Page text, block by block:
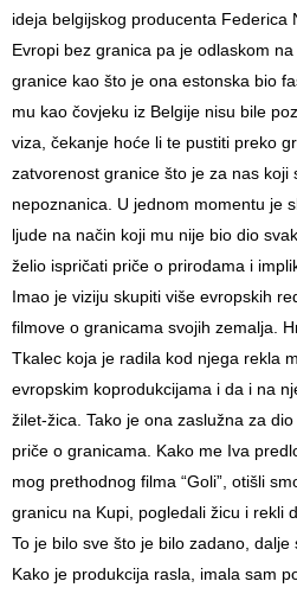
ideja belgijskog producenta Federica
Evropi bez granica pa je odlaskom
granice kao što je ona estonska bio
mu kao čovjeku iz Belgije nisu bile
viza, čekanje hoće li te pustiti preko
zatvorenost granice što je za nas koji
nepoznanica. U jednom momentu je
ljude na način koji mu nije bio dio
želio ispričati priče o prirodama i
Imao je viziju skupiti više evropskih
filmove o granicama svojih zemalja.
Tkalec koja je radila kod njega rekla
evropskim koprodukcijama i da i na
žilet-žica. Tako je ona zaslužna za
priče o granicama. Kako me Iva
mog prethodnog filma “Goli”, otišli
granicu na Kupi, pogledali žicu i rekli
To je bilo sve što je bilo zadano,
Kako je produkcija rasla, imala sam